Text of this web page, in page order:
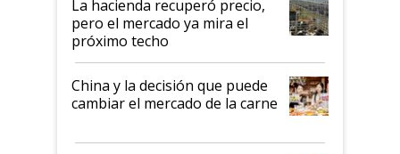
La hacienda recuperó precio,
pero el mercado ya mira el
próximo techo
China y la decisión que puede
cambiar el mercado de la carne